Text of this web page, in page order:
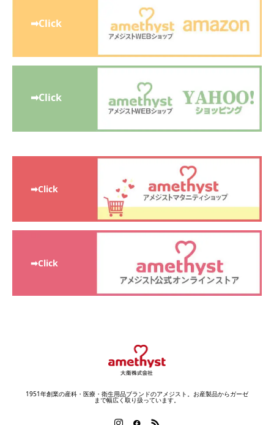
➡Click
➡Click
➡Click
➡Click
1951年創業の産科・医療・衛生用品ブランドのアメジスト。お産製品からガーゼ
まで幅広く取り扱っています。